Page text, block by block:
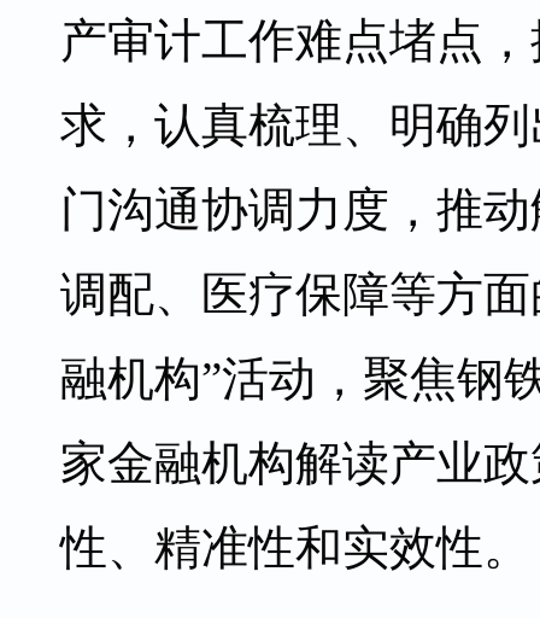
产审计工作难点堵点
求，认真梳理、明确
门沟通协调力度，推
调配、医疗保障等方
融机构”活动，聚焦钢
家金融机构解读产业
性、精准性和实效性。